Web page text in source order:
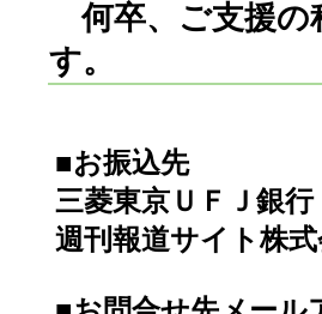
何卒、ご支援の
す。
■お振込先
三菱東京ＵＦＪ銀
週刊報道サイト株